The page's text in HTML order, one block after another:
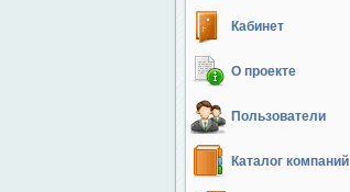
Кабинет
О проекте
Пользователи
Каталог компаний